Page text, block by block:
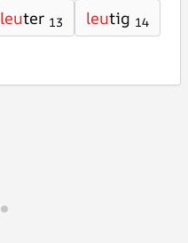
leuter 13 leutig 14